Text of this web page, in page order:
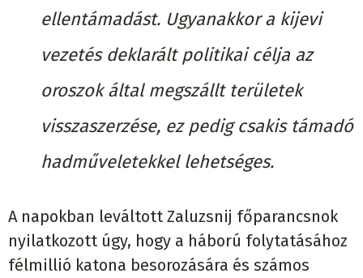
ellentámadást. Ugyanakkor a kijevi
vezetés deklarált politikai célja az
oroszok által megszállt területek
visszaszerzése, ez pedig csakis támadó
hadműveletekkel lehetséges.
A napokban leváltott Zaluzsnij főparancsnok
nyilatkozott úgy, hogy a háború folytatásához
félmillió katona besorozására és számos